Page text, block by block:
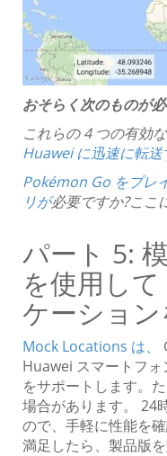
おそらく次のものが
これらの 4 つの有効
Huawei に迅速に転送
Pokémon Go をプレ
リが必要ですか?ここ
パート 5:
を使用し
ケーショ
Mock Locations は、
Huawei スマートフ
をサポートします。
場合があります。 24
ので、手軽に性能を
満足したら、製品版を